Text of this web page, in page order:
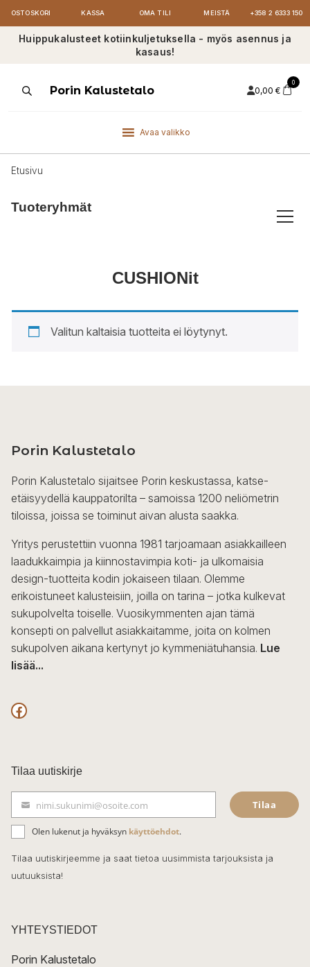
OSTOSKORI KASSA OMA TILI MEISTÄ +358 2 6333 150
Huippukalusteet kotiinkuljetuksella - myös asennus ja
kasaus!
ProductsPorin Kalustetalo 0,00 €
0
Avaa valikko
Etusivu
Tuoteryhmät
CUSHIONit
Valitun kaltaisia tuotteita ei löytynyt.
Porin Kalustetalo
Porin Kalustetalo sijaitsee Porin keskustassa, katse-
etäisyydellä kauppatorilta – samoissa 1200 neliömetrin
tiloissa, joissa se toiminut aivan alusta saakka.
Yritys perustettiin vuonna 1981 tarjoamaan asiakkailleen
laadukkaimpia ja kiinnostavimpia koti- ja ulkomaisia
design-tuotteita kodin jokaiseen tilaan. Olemme
erikoistuneet kalusteisiin, joilla on tarina – jotka kulkevat
sukupolvelta toiselle. Vuosikymmenten ajan tämä
konsepti on palvellut asiakkaitamme, joita on kolmen
sukupolven aikana kertynyt jo kymmeniätuhansia. Lue
lisää...
F
c
e
b
o
o
k
Tilaa uutiskirje
ä
h
k
t
nimi.sukunimi@osoite.com Tilaa
Olen lukenut ja hyväksyn käyttöehdot.
Tilaa uutiskirjeemme ja saat tietoa uusimmista tarjouksista ja
uutuuksista!
YHTEYSTIEDOT
Porin Kalustetalo